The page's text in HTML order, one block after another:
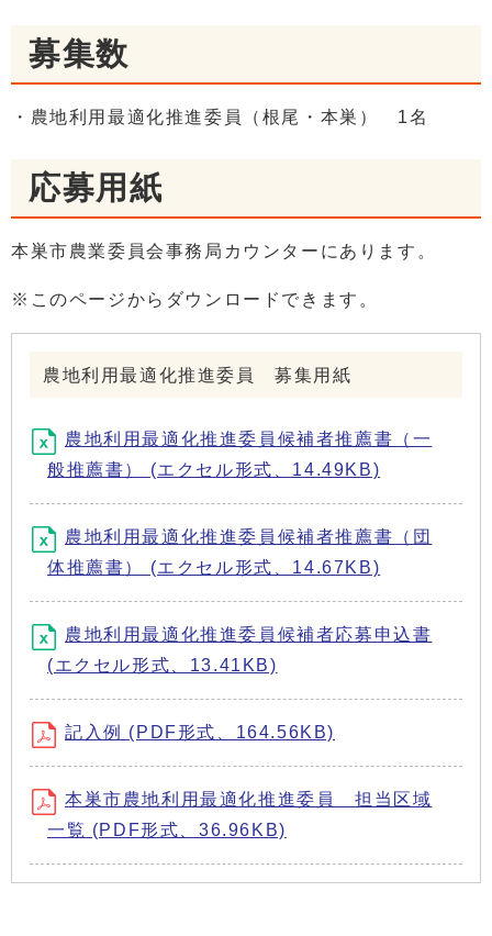
募集数
・農地利用最適化推進委員（根尾・本巣） 1名
応募用紙
本巣市農業委員会事務局カウンターにあります。
※このページからダウンロードできます。
農地利用最適化推進委員 募集用紙
農地利用最適化推進委員候補者推薦書（一
般推薦書） (エクセル形式、14.49KB)
農地利用最適化推進委員候補者推薦書（団
体推薦書） (エクセル形式、14.67KB)
農地利用最適化推進委員候補者応募申込書
(エクセル形式、13.41KB)
記入例 (PDF形式、164.56KB)
本巣市農地利用最適化推進委員 担当区域
一覧 (PDF形式、36.96KB)